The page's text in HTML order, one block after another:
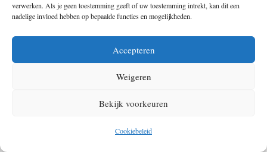
verwerken. Als je geen toestemming geeft of uw toestemming intrekt, kan dit een
nadelige invloed hebben op bepaalde functies en mogelijkheden.
Accepteren
Weigeren
Bekijk voorkeuren
Cookiebeleid